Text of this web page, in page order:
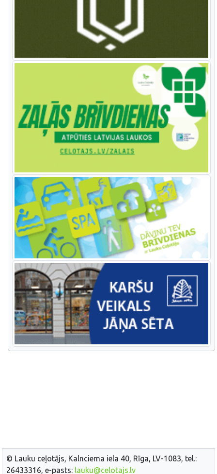
© Lauku ceļotājs, Kalnciema iela 40, Rīga, LV-1083, tel.:
26433316, e-pasts: lauku@celotajs.lv